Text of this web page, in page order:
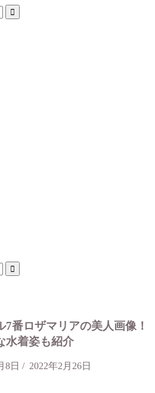
番ロザマリアの美人画像！
水着姿も紹介
8日 / 2022年2月26日